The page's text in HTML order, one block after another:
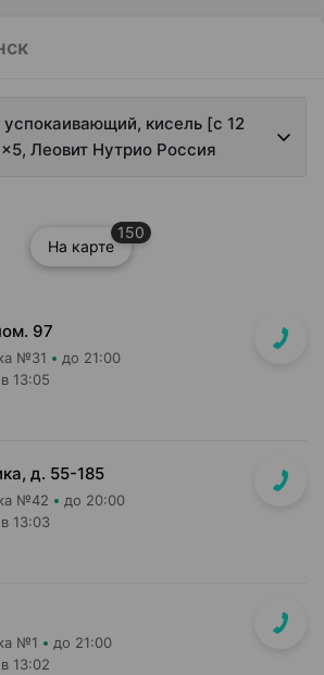
успокаивающий, кисель [с 12
Леовит Нутрио Россия
На карте
150
97
№31 до 21:00
13:05
д. 55-185
№42 до 20:00
13:03
№1 до 21:00
13:02